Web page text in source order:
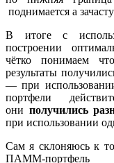
поднимается а
В итоге с
построении
чётко понимаем
результаты
— при
портфели
они получились
при использовании
Сам я склоняюсь к
ПАММ-